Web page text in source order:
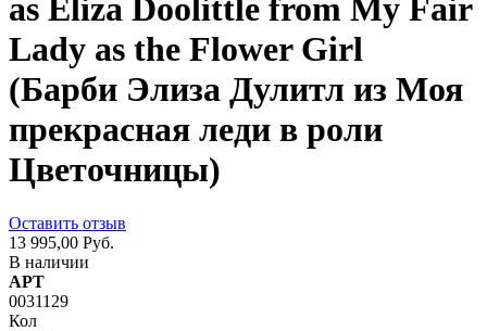
as Eliza Doolittle from My Fair
Lady as the Flower Girl
(Барби Элиза Дулитл из Моя
прекрасная леди в роли
Цветочницы)
Оставить отзыв
13 995,00 Руб.
В наличии
АРТ
0031129
Кол